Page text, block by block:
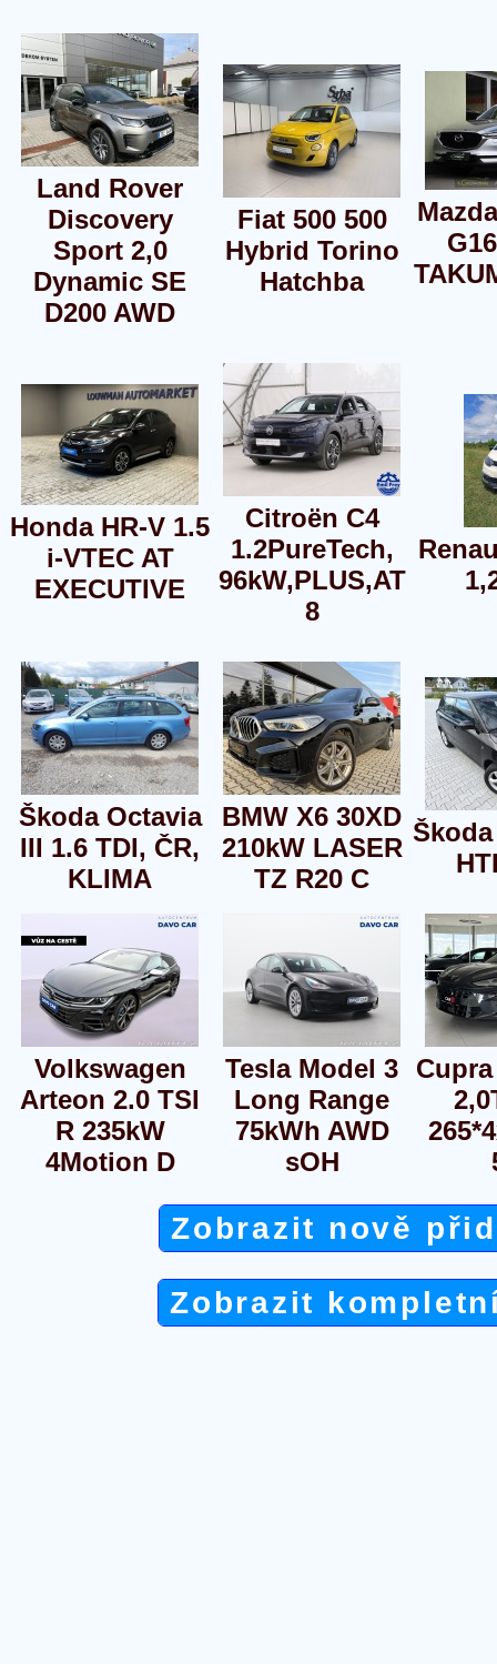
Land Rover
Discovery
Sport 2,0
Dynamic SE
D200 AWD
Fiat 500 500
Hybrid Torino
Hatchba
Honda HR-V 1.5
i-VTEC AT
EXECUTIVE
Citroën C4
1.2PureTech,
96kW,PLUS,AT
8
Škoda Octavia
III 1.6 TDI, ČR,
KLIMA
BMW X6 30XD
210kW LASER
TZ R20 C
Volkswagen
Arteon 2.0 TSI
R 235kW
4Motion D
Tesla Model 3
Long Range
75kWh AWD
sOH
Zobrazit nově
Zobrazit